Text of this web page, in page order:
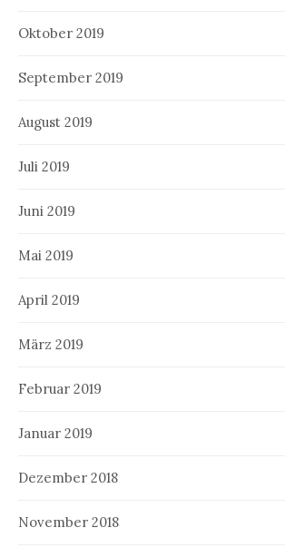
Oktober 2019
September 2019
August 2019
Juli 2019
Juni 2019
Mai 2019
April 2019
März 2019
Februar 2019
Januar 2019
Dezember 2018
November 2018